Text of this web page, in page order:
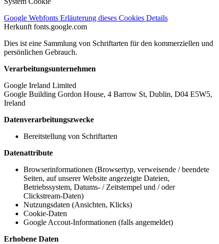
Google Webfonts Erläuterung dieses Cookies Details
Herkunft fonts.google.com
Dies ist eine Sammlung von Schriftarten für den kommerziellen und
persönlichen Gebrauch.
Verarbeitungsunternehmen
Google Ireland Limited
Google Building Gordon House, 4 Barrow St, Dublin, D04 E5W5,
Ireland
Datenverarbeitungszwecke
Bereitstellung von Schriftarten
Datenattribute
Browserinformationen (Browsertyp, verweisende / beendete
Seiten, auf unserer Website angezeigte Dateien,
Betriebssystem, Datums- / Zeitstempel und / oder
Clickstream-Daten)
Nutzungsdaten (Ansichten, Klicks)
Cookie-Daten
Google Accout-Informationen (falls angemeldet)
Erhobene Daten